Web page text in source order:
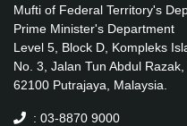
Mufti of Federal Territory's
Prime Minister's Department
Level 5, Block D, Kompleks
No. 3, Jalan Tun Abdul
62100 Putrajaya, Malaysia.
: 03-8870 9000